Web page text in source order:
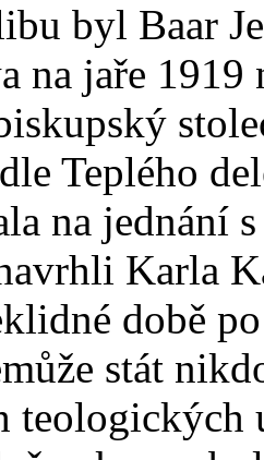
byl Baar
na jaře
Teplého
na jednání
Karla
době
stát
teologických